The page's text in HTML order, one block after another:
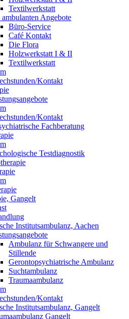
Textilwerkstatt
Angebote
Büro-Service
Café Kontakt
Die Flora
Holzwerkstatt I & II
Textilwerkstatt
Kontakt
Kontakt
Fachberatung
Testdiagnostik
Gangelt
Institutsambulanz, Aachen
Ambulanz für Schwangere und
Stillende
Gerontopsychiatrische Ambulanz
Suchtambulanz
Traumaambulanz
Kontakt
Institutsambulanz, Gangelt
Gangelt